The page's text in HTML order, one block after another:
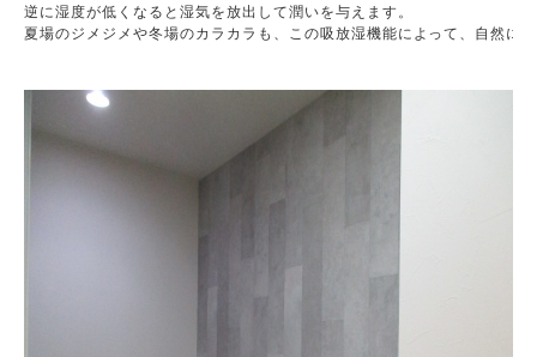
逆に湿度が低くなると湿気を放出して潤いを与えます。
夏場のジメジメや冬場のカラカラも、この吸放湿機能によって、自然に